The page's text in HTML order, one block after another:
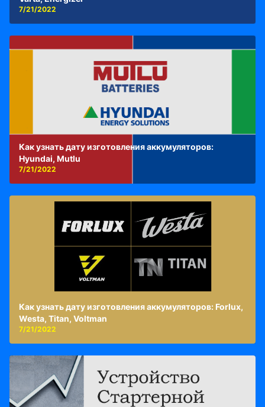
7/21/2022
Как узнать дату изготовления аккумуляторов:
Hyundai, Mutlu
7/21/2022
Как узнать дату изготовления аккумуляторов: Forlux,
Westa, Titan, Voltman
7/21/2022